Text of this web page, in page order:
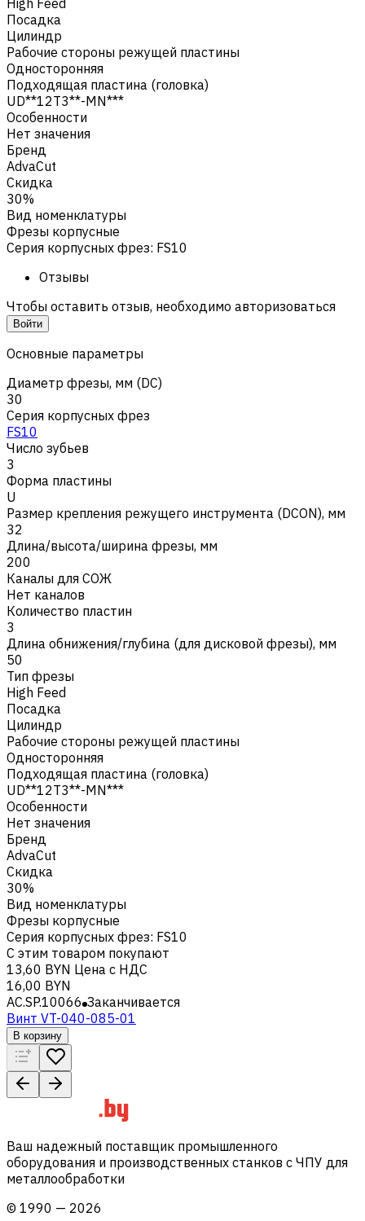
Посадка
Цилиндр
Рабочие стороны режущей пластины
Односторонняя
Подходящая пластина (головка)
UD**12T3**-MN***
Особенности
Нет значения
Бренд
AdvaCut
Скидка
30%
Вид номенклатуры
Фрезы корпусные
Серия корпусных фрез: FS10
Отзывы
Чтобы оставить отзыв, необходимо авторизоваться
Войти
Основные параметры
Диаметр фрезы, мм (DC)
30
Серия корпусных фрез
FS10
Число зубьев
3
Форма пластины
U
Размер крепления режущего инструмента (DCON), мм
32
Длина/высота/ширина фрезы, мм
200
Каналы для СОЖ
Нет каналов
Количество пластин
3
Длина обнижения/глубина (для дисковой фрезы), мм
50
Тип фрезы
High Feed
Посадка
Цилиндр
Рабочие стороны режущей пластины
Односторонняя
Подходящая пластина (головка)
UD**12T3**-MN***
Особенности
Нет значения
Бренд
AdvaCut
Скидка
30%
Вид номенклатуры
Фрезы корпусные
Серия корпусных фрез: FS10
С этим товаром покупают
13,60 BYN Цена с НДС
16,00 BYN
AC.SP.10066 Заканчивается
Винт VT-040-085-01
В корзину
Ваш надежный поставщик промышленного
оборудования и производственных станков с ЧПУ для
металлообработки
© 1990 — 2026